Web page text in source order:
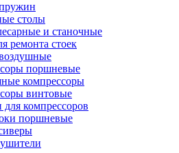
столы
и станочные
ремонта стоек
поршневые
компрессоры
винтовые
для компрессоров
поршневые